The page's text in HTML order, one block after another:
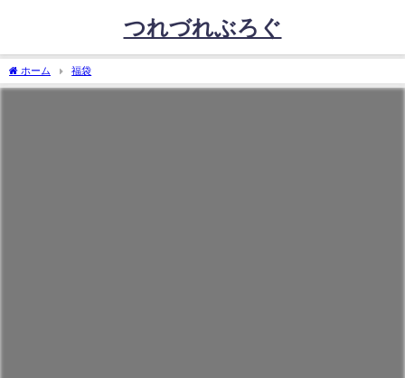
つれづれぶろぐ
ホーム 福袋